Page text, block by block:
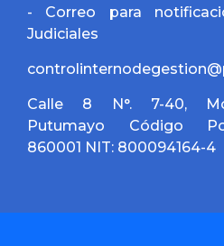
- Correo para
Judiciales
Calle 8 N°. 7-40,
Putumayo Código
860001 NIT: 800094164-4